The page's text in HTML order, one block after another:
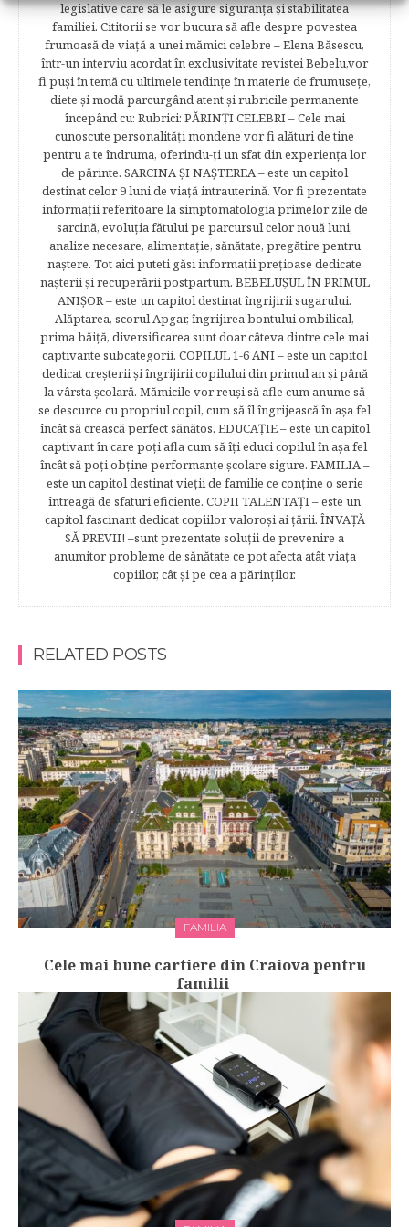
legislative care să le asigure siguranţa şi stabilitatea
familiei. Cititorii se vor bucura să afle despre povestea
frumoasă de viață a unei mămici celebre – Elena Băsescu,
într-un interviu acordat în exclusivitate revistei Bebelu,vor
fi puşi în temă cu ultimele tendinţe în materie de frumuseţe,
diete şi modă parcurgând atent şi rubricile permanente
începând cu: Rubrici: PĂRINŢI CELEBRI – Cele mai
cunoscute personalităţi mondene vor fi alături de tine
pentru a te îndruma, oferindu-ţi un sfat din experienţa lor
de părinte. SARCINA ŞI NAŞTEREA – este un capitol
destinat celor 9 luni de viaţă intrauterină. Vor fi prezentate
informaţii referitoare la simptomatologia primelor zile de
sarcină, evoluţia fătului pe parcursul celor nouă luni,
analize necesare, alimentaţie, sănătate, pregătire pentru
naştere. Tot aici puteti găsi informaţii preţioase dedicate
naşterii şi recuperării postpartum. BEBELUŞUL ÎN PRIMUL
ANIŞOR – este un capitol destinat îngrijirii sugarului.
Alăptarea, scorul Apgar, îngrijirea bontului ombilical,
prima băiţă, diversificarea sunt doar câteva dintre cele mai
captivante subcategorii. COPILUL 1-6 ANI – este un capitol
dedicat creşterii şi îngrijirii copilului din primul an şi până
la vârsta şcolară. Mămicile vor reuşi să afle cum anume să
se descurce cu propriul copil, cum să îl îngrijească în aşa fel
încât să crească perfect sănătos. EDUCAŢIE – este un capitol
captivant în care poţi afla cum să îţi educi copilul în aşa fel
încât să poţi obţine performanţe şcolare sigure. FAMILIA –
este un capitol destinat vieţii de familie ce conţine o serie
întreagă de sfaturi eficiente. COPII TALENTAŢI – este un
capitol fascinant dedicat copiilor valoroși ai țării. ÎNVAŢĂ
SĂ PREVII! –sunt prezentate soluţii de prevenire a
anumitor probleme de sănătate ce pot afecta atât viaţa
copiilor, cât şi pe cea a părinţilor.
RELATED POSTS
FAMILIA
Cele mai bune cartiere din Craiova pentru
familii